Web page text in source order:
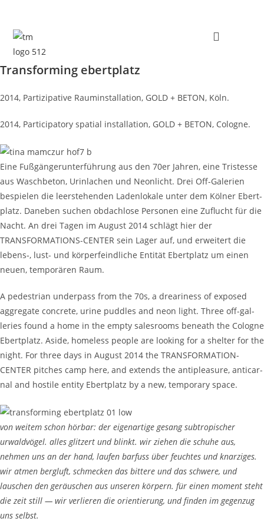
springen
Transforming ebertplatz
2014, Par­tizipa­tive Rau­min­stal­la­tion, GOLD + BETON, Köln.
2014, Par­tic­i­pa­to­ry spa­tial instal­la­tion, GOLD + BETON, Cologne.
Eine Fußgängerun­ter­führung aus den 70er Jahren, eine Tristesse
aus Wasch­be­ton, Urin­lachen und Neon­licht. Drei Off-Gale­rien
bespie­len die leer­ste­hen­den Laden­lokale unter dem Köl­ner Ebert­
platz. Daneben suchen obdachlose Per­so­n­en eine Zuflucht für die
Nacht. An drei Tagen im August 2014 schlägt hier der
TRANSFORMATIONS-CENTER sein Lager auf, und erweit­ert die
lebens‑, lust- und kör­per­feindliche Entität Ebert­platz um einen
neuen, tem­porären Raum.
A pedes­tri­an under­pass from the 70s, a drea­ri­ness of exposed
aggre­gate con­crete, urine pud­dles and neon light. Three off-gal­
leries found a home in the emp­ty salesrooms beneath the Cologne
Ebert­platz. Aside, home­less peo­ple are look­ing for a shel­ter for the
night. For three days in August 2014 the TRANSFORMATION-
CENTER pitch­es camp here, and extends the antiplea­sure, anti­car­
nal and hos­tile enti­ty Ebert­platz by a new, tem­po­rary space.
von weit­em schon hör­bar: der eige­nar­tige gesang sub­tro­pis­ch­er
urwald­vögel. alles glitzert und blinkt. wir ziehen die schuhe aus,
nehmen uns an der hand, laufen bar­fuss über feucht­es und knarziges.
wir atmen bergluft, schmeck­en das bit­tere und das schwere, und
lauschen den geräuschen aus unseren kör­pern. für einen moment ste­ht
die zeit still — wir ver­lieren die ori­en­tierung, und find­en im gegen­zug
uns selb­st.